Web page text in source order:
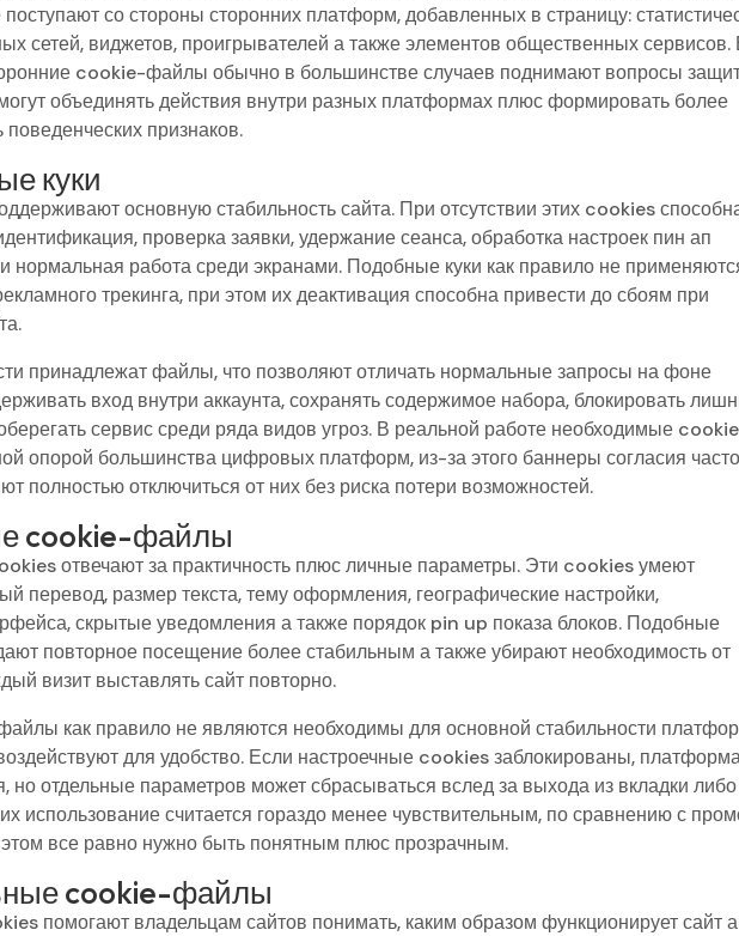
со стороны сторонних платформ, добавленных в страницу:
сетей, виджетов, проигрывателей а также элементов общественных сервисов.
cookie-файлы обычно в большинстве случаев поднимают вопросы
объединять действия внутри разных платформах плюс формировать более
признаков.
куки
основную стабильность сайта. При отсутствии этих cookies
проверка заявки, удержание сеанса, обработка настроек пин ап
нормальная работа среди экранами. Подобные куки как правило не
трекинга, при этом их деактивация способна привести до сбоям при
принадлежат файлы, что позволяют отличать нормальные запросы на фоне
вход внутри аккаунта, сохранять содержимое набора, блокировать
сервис среди ряда видов угроз. В реальной работе необходимые
опорой большинства цифровых платформ, из-за этого баннеры согласия
полностью отключиться от них без риска потери возможностей.
cookie-файлы
отвечают за практичность плюс личные параметры. Эти cookies умеют
перевод, размер текста, тему оформления, географические настройки,
скрытые уведомления а также порядок pin up показа блоков. Подобные
повторное посещение более стабильным а также убирают необходимость от
визит выставлять сайт повторно.
как правило не являются необходимы для основной стабильности
для удобство. Если настроечные cookies заблокированы,
но отдельные параметров может сбрасываться вслед за выхода из вкладки либо
использование считается гораздо менее чувствительным, по сравнению с
все равно нужно быть понятным плюс прозрачным.
cookie-файлы
помогают владельцам сайтов понимать, каким образом функционирует сайт а